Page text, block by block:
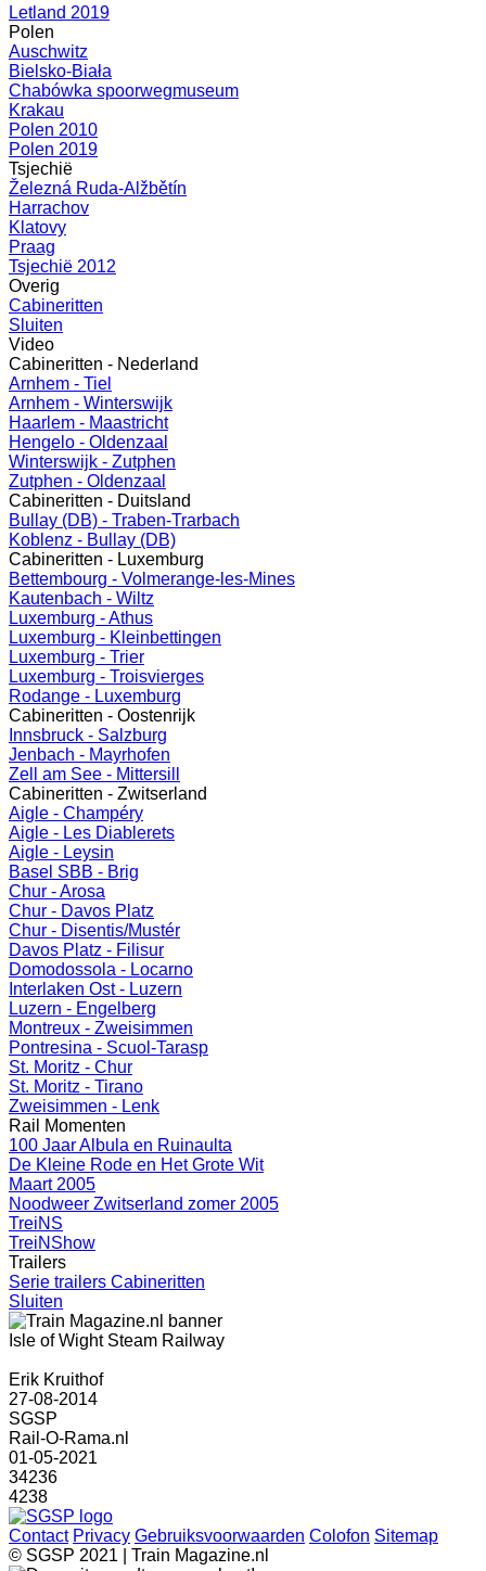
Letland 2019
Polen
Auschwitz
Bielsko-Biała
Chabówka spoorwegmuseum
Krakau
Polen 2010
Polen 2019
Tsjechië
Železná Ruda-Alžbětín
Harrachov
Klatovy
Praag
Tsjechië 2012
Overig
Cabineritten
Sluiten
Video
Cabineritten - Nederland
Arnhem - Tiel
Arnhem - Winterswijk
Haarlem - Maastricht
Hengelo - Oldenzaal
Winterswijk - Zutphen
Zutphen - Oldenzaal
Cabineritten - Duitsland
Bullay (DB) - Traben-Trarbach
Koblenz - Bullay (DB)
Cabineritten - Luxemburg
Bettembourg - Volmerange-les-Mines
Kautenbach - Wiltz
Luxemburg - Athus
Luxemburg - Kleinbettingen
Luxemburg - Trier
Luxemburg - Troisvierges
Rodange - Luxemburg
Cabineritten - Oostenrijk
Innsbruck - Salzburg
Jenbach - Mayrhofen
Zell am See - Mittersill
Cabineritten - Zwitserland
Aigle - Champéry
Aigle - Les Diablerets
Aigle - Leysin
Basel SBB - Brig
Chur - Arosa
Chur - Davos Platz
Chur - Disentis/Mustér
Davos Platz - Filisur
Domodossola - Locarno
Interlaken Ost - Luzern
Luzern - Engelberg
Montreux - Zweisimmen
Pontresina - Scuol-Tarasp
St. Moritz - Chur
St. Moritz - Tirano
Zweisimmen - Lenk
Rail Momenten
100 Jaar Albula en Ruinaulta
De Kleine Rode en Het Grote Wit
Maart 2005
Noodweer Zwitserland zomer 2005
TreiNS
TreiNShow
Trailers
Serie trailers Cabineritten
Sluiten
Isle of Wight Steam Railway
Erik Kruithof
27-08-2014
SGSP
Rail-O-Rama.nl
01-05-2021
34236
4238
Contact Privacy Gebruiksvoorwaarden Colofon Sitemap
© SGSP 2021 | Train Magazine.nl